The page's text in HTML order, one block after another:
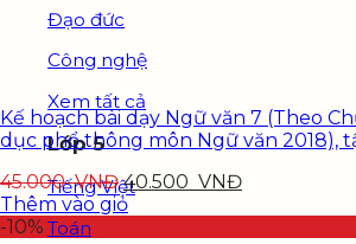
Đạo đức
Công nghệ
Xem tất cả
Lớp 5
Tiếng Việt
Toán
Kế hoạch bài dạy Ngữ văn 7 (Theo
dục phổ thông môn Ngữ văn 2018),
45.000VNĐ 40.500 VNĐ
Thêm vào giỏ
-10%